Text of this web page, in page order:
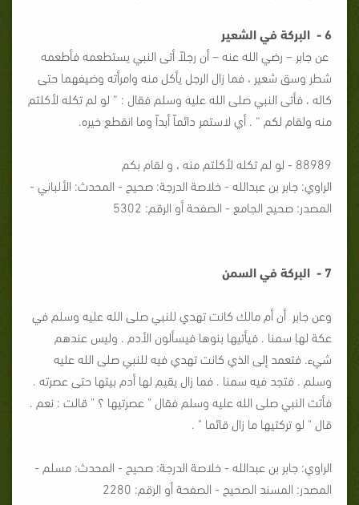
6 - البركة في الشعير
عن جابر – رضي الله عنه – أن رجلاً أتى النبي يستطعمه فأطعمه
شطر وسق شعير ، فما زال الرجل يأكل منه وامرأته وضيفهما حتى
كاله ، فأتى النبي صلى الله عليه وسلم فقال : “ لو لم تكله لأكلتم
منه ولقام لكم “ . أي لاستمر دائماً أبداً وما انقطع خيره.
88989 - لو لم تكله لأكلتم منه ، و لقام بكم
الراوي: جابر بن عبدالله - خلاصة الدرجة: صحيح - المحدث: الألباني -
المصدر: صحيح الجامع - الصفحة أو الرقم: 5302
7 - البركة في السمن
وعن جابر أن أم مالك كانت تهدي للنبي صلى الله عليه وسلم في
عكة لها سمنا . فيأتيها بنوها فيسألون الأدم . وليس عندهم
شيء. فتعمد إلى الذي كانت تهدي فيه للنبي صلى الله عليه
وسلم . فتجد فيه سمنا . فما زال يقيم لها أدم بيتها حتى عصرته .
فأتت النبي صلى الله عليه وسلم فقال " عصرتيها ؟ " قالت : نعم .
قال " لو تركتيها ما زال قائما " .
الراوي: جابر بن عبدالله - خلاصة الدرجة: صحيح - المحدث: مسلم -
المصدر: المسند الصحيح - الصفحة أو الرقم: 2280